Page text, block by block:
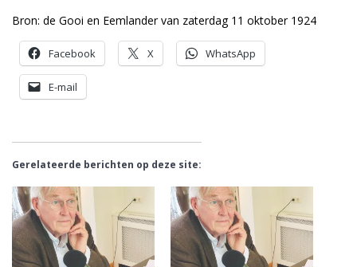
Bron: de Gooi en Eemlander van zaterdag 11 oktober 1924
Facebook X WhatsApp
E-mail
Gerelateerde berichten op deze site: